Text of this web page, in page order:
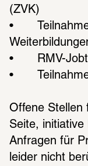
(ZVK)
•	Teilnahme an hausinternen
•	RMV-
•
Offene Stellen
Seite, initiative
Anfragen für
leider nicht